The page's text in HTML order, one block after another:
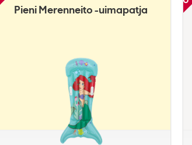
Pieni Merenneito -uimapatja